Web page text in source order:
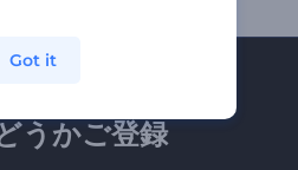
ストのメー
うかご登録
Got it